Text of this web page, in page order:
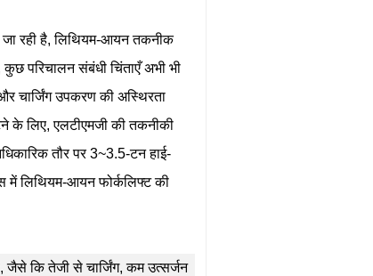
जा रही है, लिथियम-आयन तकनीक
कुछ परिचालन संबंधी चिंताएँ अभी भी
चार्जिंग उपकरण की अस्थिरता
के लिए, एलटीएमजी की तकनीकी
तौर पर 3~3.5-टन हाई-
में लिथियम-आयन फोर्कलिफ्ट की
जैसे कि तेजी से चार्जिंग, कम उत्सर्जन